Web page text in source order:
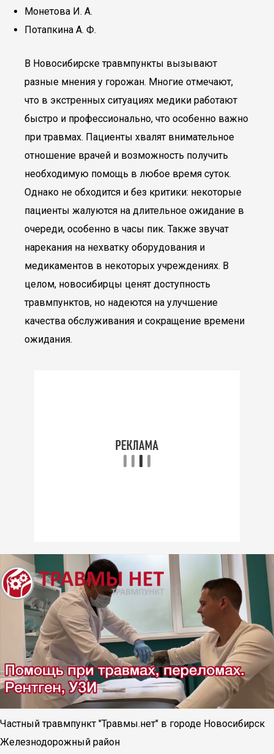
Монетова И. А.
Потапкина А. Ф.
В Новосибирске травмпункты вызывают
разные мнения у горожан. Многие отмечают,
что в экстренных ситуациях медики работают
быстро и профессионально, что особенно важно
при травмах. Пациенты хвалят внимательное
отношение врачей и возможность получить
необходимую помощь в любое время суток.
Однако не обходится и без критики: некоторые
пациенты жалуются на длительное ожидание в
очереди, особенно в часы пик. Также звучат
нарекания на нехватку оборудования и
медикаментов в некоторых учреждениях. В
целом, новосибирцы ценят доступность
травмпунктов, но надеются на улучшение
качества обслуживания и сокращение времени
ожидания.
Частный травмпункт "Травмы.нет" в городе Новосибирск
Железнодорожный район